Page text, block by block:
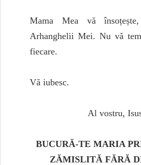
Mama Mea vă
Arhanghelii Mei. Nu vă
fiecare.
Vă iubesc.
Al vostru,
BUCURĂ-TE MARIA
ZĂMISLITĂ FĂRĂ